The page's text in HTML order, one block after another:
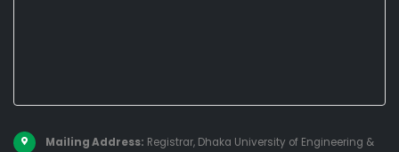
Mailing Address: Registrar, Dhaka University of Engineering &